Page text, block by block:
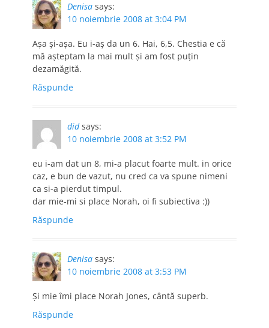
Denisa says:
10 noiembrie 2008 at 3:04 PM
Aşa şi-aşa. Eu i-aş da un 6. Hai, 6,5. Chestia e că
mă aşteptam la mai mult şi am fost puţin
dezamăgită.
Răspunde
did says:
10 noiembrie 2008 at 3:52 PM
eu i-am dat un 8, mi-a placut foarte mult. in orice
caz, e bun de vazut, nu cred ca va spune nimeni
ca si-a pierdut timpul.
dar mie-mi si place Norah, oi fi subiectiva :))
Răspunde
Denisa says:
10 noiembrie 2008 at 3:53 PM
Şi mie îmi place Norah Jones, cântă superb.
Răspunde